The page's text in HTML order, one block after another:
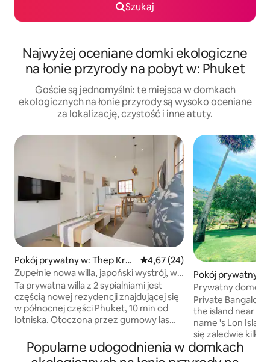
Szukaj
Najwyżej oceniane domki ekologiczne
na łonie przyrody na pobyt w: Phuket
Goście są jednomyślni: te miejsca w domkach
ekologicznych na łonie przyrody są wysoko oceniane
za lokalizację, czystość i inne atuty.
Pokój prywatny w: Thep Kras
atti
Średnia ocena: 4,67 na 5,
4,67 (24)
Zupełnie nowa willa, japoński wystrój, w
pobliżu Blue Canyon
Ta prywatna willa z 2 sypialniami jest
częścią nowej rezydencji znajdującej się
w północnej części Phuket, 10 min od
lotniska. Otoczona przez gumowy las
spokojnym otoczeniu, ale w pobliżu
znajduje się kilka atrakcji, takich jak
Pokój prywatny w:
Prywatny domek
Phuket On The
Private Bangalow
the island near
name 's Lon
się zaledwie kilka
białej
czystej wody.
Popularne udogodnienia w domkach